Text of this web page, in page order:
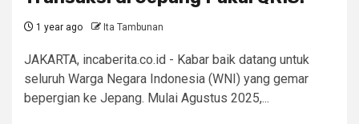
1 year ago Ita Tambunan
JAKARTA, incaberita.co.id - Kabar baik datang untuk
seluruh Warga Negara Indonesia (WNI) yang gemar
bepergian ke Jepang. Mulai Agustus 2025,...